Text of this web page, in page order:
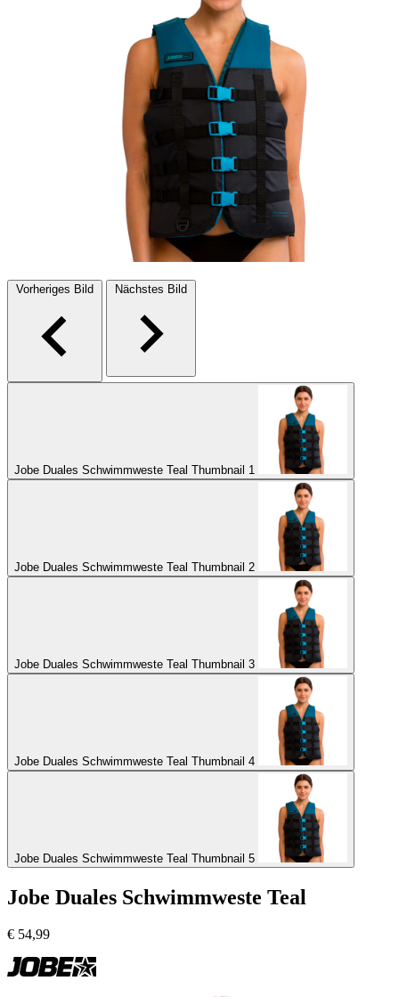
Vorheriges Bild Nächstes Bild
Jobe Duales Schwimmweste Teal Thumbnail 1
Jobe Duales Schwimmweste Teal Thumbnail 2
Jobe Duales Schwimmweste Teal Thumbnail 3
Jobe Duales Schwimmweste Teal Thumbnail 4
Jobe Duales Schwimmweste Teal Thumbnail 5
Jobe Duales Schwimmweste Teal
€ 54,99